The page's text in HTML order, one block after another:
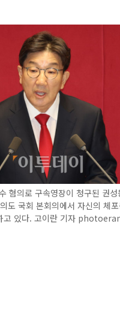
혐의로 구속영장이 청구된 권성
도 국회 본회의에서 자신의 체
고 있다. 고이란 기자